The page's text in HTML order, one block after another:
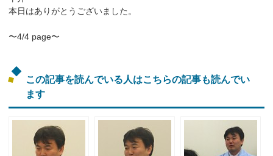
本日はありがとうございました。
〜4/4 page〜
この記事を読んでいる人はこちらの記事も読んでい
ます